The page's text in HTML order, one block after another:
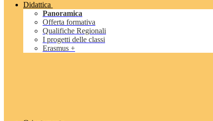
Didattica
Panoramica
Offerta formativa
Qualifiche Regionali
I progetti delle classi
Erasmus +